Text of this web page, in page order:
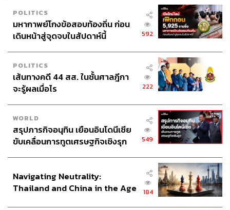
POLITICS
มหากาพย์โกงข้อสอบท้องถิ่น ก่อน
เดินหน้าสู่จุดจบในสัปดาห์นี้
592
POLITICS
เส้นทางคดี 44 สส. ในชั้นศาลฎีกา
จะรู้ผลเมื่อไร
222
WORLD
สรุปภารกิจอนุทิน เยือนอินโดนีเซีย
ขับเคลื่อนการทูตเศรษฐกิจเชิงรุก
549
Navigating Neutrality:
Thailand and China in the Age
184